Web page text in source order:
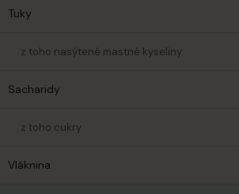
Tuky
z toho nasýtené mastné kyseliny
Sacharidy
z toho cukry
Vláknina